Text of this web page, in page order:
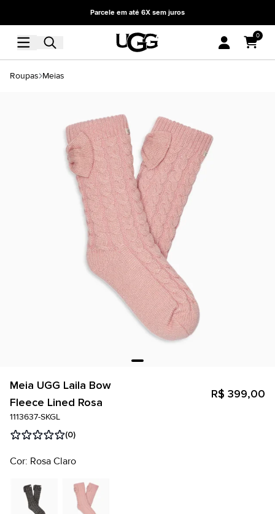
Parcele em até 6X sem juros
0
Roupas Meias
Meia UGG Laila Bow
Fleece Lined Rosa
R$ 399,00
1113637-SKGL
(0)
Cor: Rosa Claro